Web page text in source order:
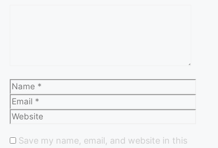
Save my name, email, and website in this